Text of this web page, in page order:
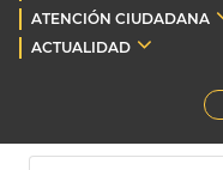
ATENCIÓN CIUDADANA
ACTUALIDAD